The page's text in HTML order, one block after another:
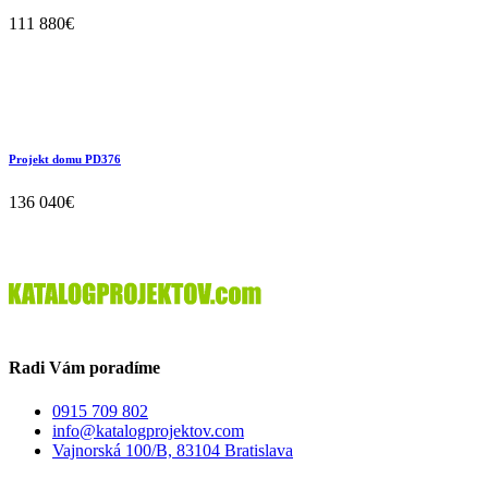
111 880€
Projekt domu PD376
136 040€
Radi Vám poradíme
0915 709 802
info@katalogprojektov.com
Vajnorská 100/B, 83104 Bratislava